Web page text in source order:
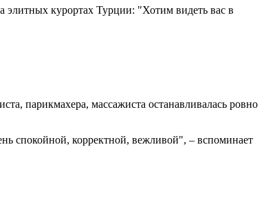
курортах Турции: "Хотим видеть вас в
парикмахера, массажиста останавливалась ровно
спокойной, корректной, вежливой", – вспоминает